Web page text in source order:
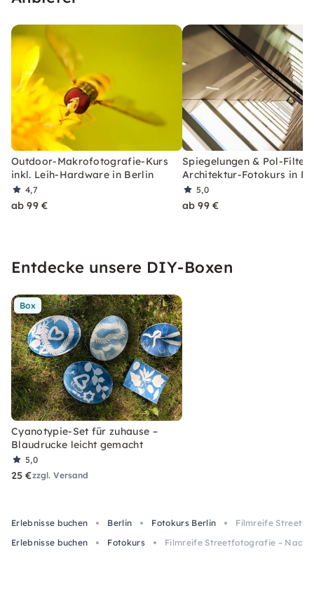
Outdoor-Makrofotografie-Kurs
inkl. Leih-Hardware in Berlin
4,7
ab 99 €
Spiegelungen & Pol-Filter:
Architektur-Fotokurs in
5,0
ab 99 €
Entdecke unsere DIY-Boxen
Box
Cyanotypie-Set für zuhause –
Blaudrucke leicht gemacht
5,0
25 €zzgl. Versand
Erlebnisse buchen Berlin Fotokurs Berlin
Filmreife
Erlebnisse buchen
Fotokurs Filmreife Streetfotografie –